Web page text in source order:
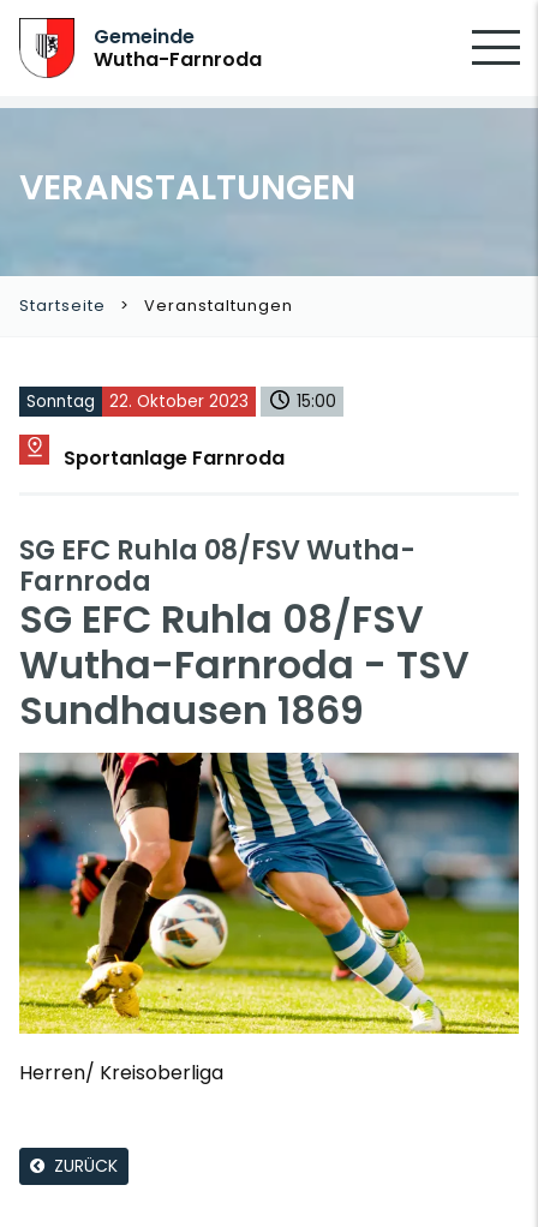
Gemeinde
Wutha-Farnroda
VERANSTALTUNGEN
Startseite Veranstaltungen
Sonntag 22. Oktober 2023 15:00
Sportanlage Farnroda
SG EFC Ruhla 08/FSV Wutha-
Farnroda
SG EFC Ruhla 08/FSV
Wutha-Farnroda - TSV
Sundhausen 1869
Herren/ Kreisoberliga
ZURÜCK